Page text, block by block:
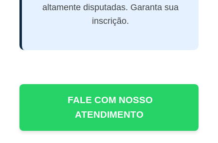
altamente disputadas. Garanta sua
inscrição.
FALE COM NOSSO
ATENDIMENTO